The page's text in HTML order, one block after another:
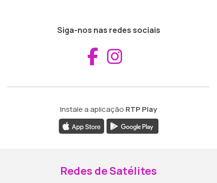
Siga-nos nas redes sociais
Aceder ao
Instale a aplicação RTP Play
Redes de Satélites